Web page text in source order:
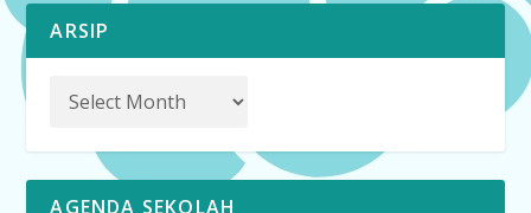
ARSIP
AGENDA SEKOLAH